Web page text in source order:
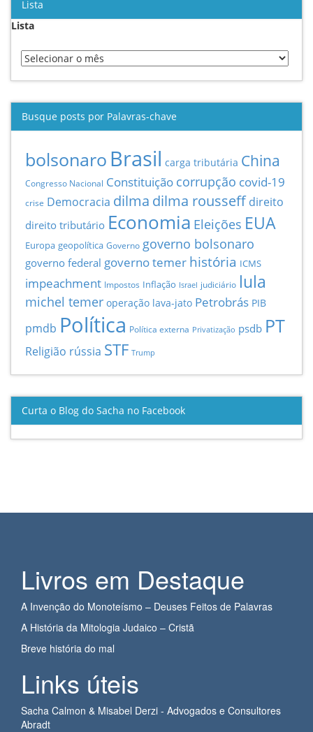
Lista
Lista
Busque posts por Palavras-chave
bolsonaro Brasil carga tributária China
Congresso Nacional Constituição corrupção covid-19
crise Democracia dilma dilma rousseff direito
direito tributário Economia Eleições EUA
Europa geopolítica Governo governo bolsonaro
governo federal governo temer história ICMS
impeachment Impostos Inflação Israel judiciário lula
michel temer operação lava-jato Petrobrás PIB
pmdb Política Política externa Privatização psdb PT
Religião rússia STF Trump
Curta o Blog do Sacha no Facebook
Livros em Destaque
A Invenção do Monoteísmo – Deuses Feitos de Palavras
A História da Mitologia Judaico – Cristã
Breve história do mal
Links úteis
Sacha Calmon & Misabel Derzi - Advogados e Consultores
Abradt